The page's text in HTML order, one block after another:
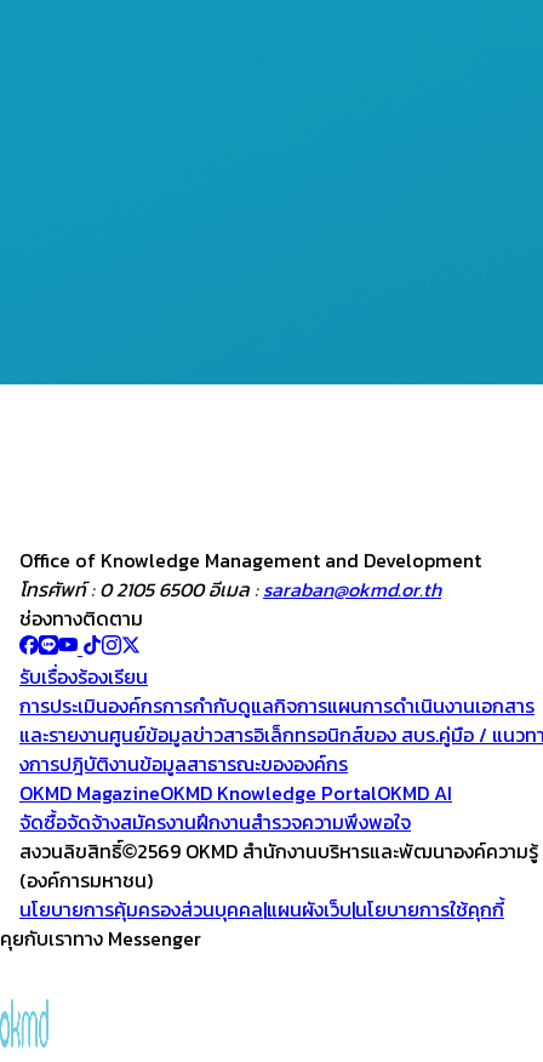
Office of Knowledge Management and Development
โทรศัพท์ : 0 2105 6500 อีเมล : saraban@okmd.or.th
ช่องทางติดตาม
รับเรื่องร้องเรียน
การประเมินองค์กรการกำกับดูแลกิจการแผนการดำเนินงานเอกสาร
และรายงานศูนย์ข้อมูลข่าวสารอิเล็กทรอนิกส์ของ สบร.คู่มือ / แนวท
งการปฎิบัติงานข้อมูลสาธารณะขององค์กร
OKMD MagazineOKMD Knowledge PortalOKMD AI
จัดซื้อจัดจ้างสมัครงานฝึกงานสำรวจความพึงพอใจ
สงวนลิขสิทธิ์ 2569 OKMD สำนักงานบริหารและพัฒนาองค์ความรู้
(องค์การมหาชน)
นโยบายการคุ้มครองส่วนบุคคล|แผนผังเว็บ|นโยบายการใช้คุกกี้
คุยกับเราทาง Messenger